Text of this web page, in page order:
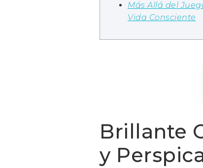
Más Allá del
Vida Consciente
Brillante
y